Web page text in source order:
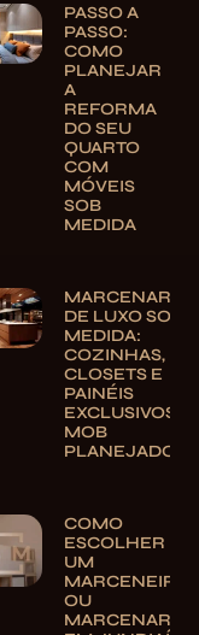
PASSO A
PASSO:
COMO
PLANEJAR
A
REFORMA
DO SEU
QUARTO
COM
MÓVEIS
SOB
MEDIDA
MARCENARIA
DE LUXO SOB
MEDIDA:
COZINHAS,
CLOSETS E
PAINÉIS
EXCLUSIVOS |
MOB
PLANEJADOS
COMO
ESCOLHER
UM
MARCENEIRO
OU
MARCENARIA